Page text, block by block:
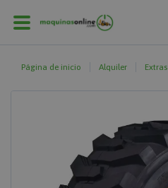
Página de inicio Alquiler Extras